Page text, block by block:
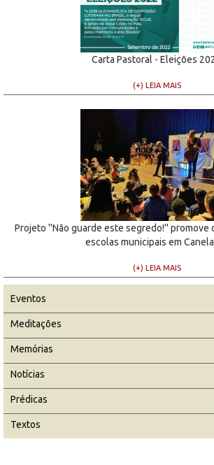
Carta Pastoral - Eleições
(+) LEIA MAIS
Projeto ''Não guarde este segredo!'' promove
escolas municipais em
(+) LEIA MAIS
Eventos
Meditações
Memórias
Notícias
Prédicas
Textos